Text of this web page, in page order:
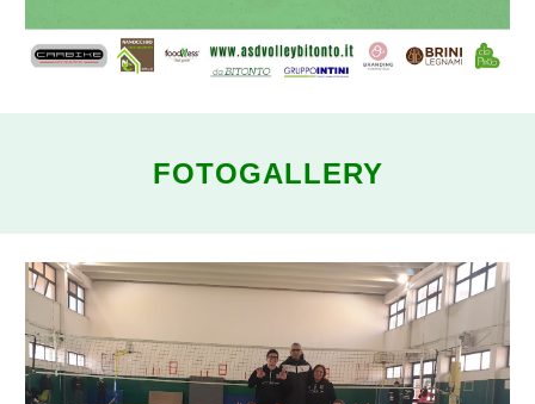
FOTOGALLERY